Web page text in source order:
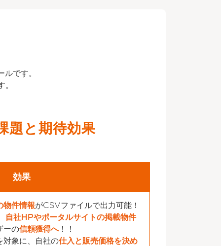
です。
題と期待効果
効果
物件情報がCSVファイルで出力可能！
自社HPやポータルサイトの掲載物件
ーの信頼獲得へ！！
対象に、自社の仕入と販売価格を決め